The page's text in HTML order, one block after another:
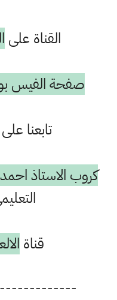
القناة على
صفحة الفيس
تابعنا
كروب الاستاذ احمد
قناة